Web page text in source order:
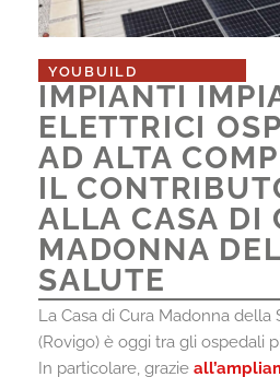
YOUBUILD
IMPIANTI
ELETTRICI
AD ALTA
IL
ALLA CASA DI
MADONNA
SALUTE
La Casa di Cura Madonna della
(Rovigo) è oggi tra gli ospedali
In particolare, grazie